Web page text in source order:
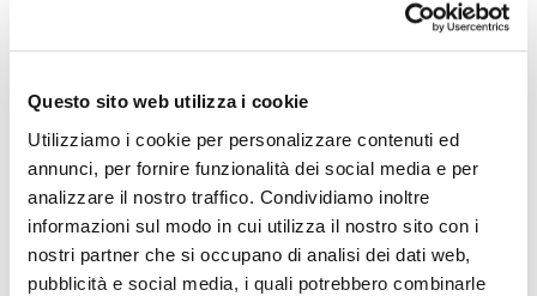
Questo sito web utilizza i cookie
Utilizziamo i cookie per personalizzare contenuti ed
annunci, per fornire funzionalità dei social media e per
analizzare il nostro traffico. Condividiamo inoltre
informazioni sul modo in cui utilizza il nostro sito con i
nostri partner che si occupano di analisi dei dati web,
pubblicità e social media, i quali potrebbero combinarle
forms of attachment and kinship that could exist
beyond familiar social structures, relationships, and
It challenges and raises
“questions, including those
that are mischievous, fun, and dissident. It
embraces projects that embody fragmented,
contradictory, and open constructions of our
individual and collective selves.”